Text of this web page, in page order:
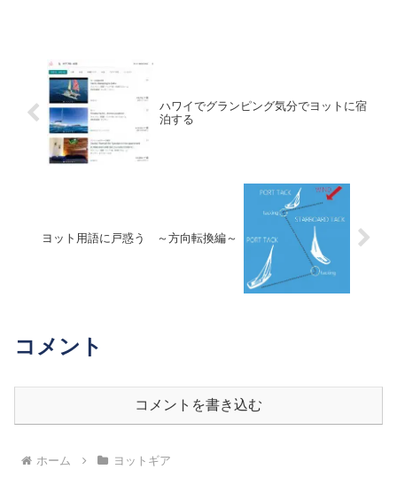
ハワイでグランピング気分でヨットに宿
泊する
ヨット用語に戸惑う ～方向転換編～
コメント
コメントを書き込む
ホーム ヨットギア